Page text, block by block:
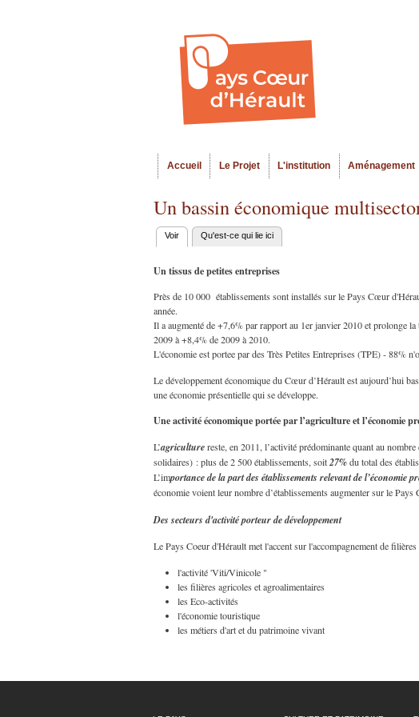
Menu principal
Accueil Le Projet L'institution Aménagement
Un bassin économique
Onglets
principaux
Voir (onglet actif)
Qu'est-ce qui lie ici
Un tissus de petites entreprises
Près de 10 000 établissements sont installés sur le Pays Cœur
année.
Il a augmenté de +7,6% par rapport au 1er janvier 2010 et prolonge
2009 à +8,4% de 2009 à 2010.
L'économie est portee par des Très Petites Entreprises (TPE) - 88%
Le développement économique du Cœur d’Hérault est aujourd’hui
une économie présentielle qui se développe.
Une activité économique portée par l’agriculture et l’économie
L’agriculturereste, en 2011, l’activité prédominante quant au
solidaires) : plus de 2 500 établissements, soit27%du total des
L’importance de la part des établissements relevant de l’économie
économie voient leur nombre d’établissements augmenter sur le
Des secteurs d'activité porteur de développement
Le Pays Coeur d'Hérault met l'accent sur l'accompagnement de
l'activité 'Viti/Vinicole "
les filières agricoles et agroalimentaires
les Eco-activités
l'économie touristique
les métiers d'art et du patrimoine vivant